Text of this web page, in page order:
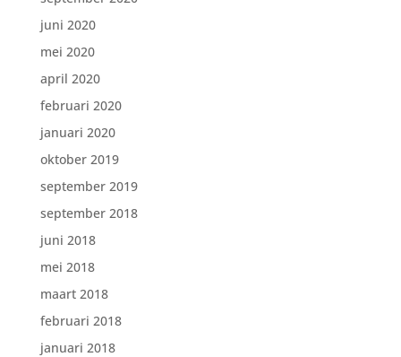
juni 2020
mei 2020
april 2020
februari 2020
januari 2020
oktober 2019
september 2019
september 2018
juni 2018
mei 2018
maart 2018
februari 2018
januari 2018